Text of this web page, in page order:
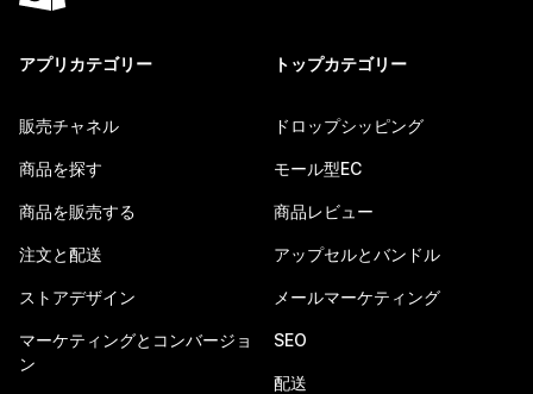
アプリカテゴリー
販売チャネル
商品を探す
商品を販売する
注文と配送
ストアデザイン
マーケティングとコンバージョ
ン
トップカテゴリー
ドロップシッピング
モール型EC
商品レビュー
アップセルとバンドル
メールマーケティング
SEO
配送